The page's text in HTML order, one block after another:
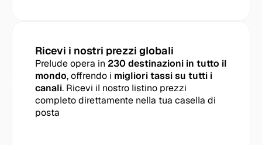
Ricevi i nostri prezzi globali
Prelude opera in 230 destinazioni in tutto il
mondo, offrendo i migliori tassi su tutti i
canali. Ricevi il nostro listino prezzi
completo direttamente nella tua casella di
posta